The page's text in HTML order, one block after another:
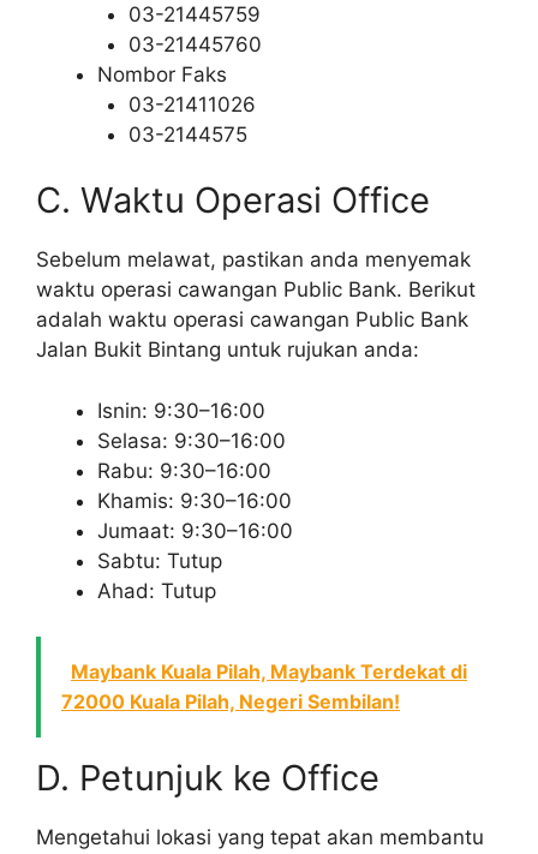
03-21445759
03-21445760
Nombor Faks
03-21411026
03-2144575
C. Waktu Operasi Office
Sebelum melawat, pastikan anda menyemak
waktu operasi cawangan Public Bank. Berikut
adalah waktu operasi cawangan Public Bank
Jalan Bukit Bintang untuk rujukan anda:
Isnin: 9:30–16:00
Selasa: 9:30–16:00
Rabu: 9:30–16:00
Khamis: 9:30–16:00
Jumaat: 9:30–16:00
Sabtu: Tutup
Ahad: Tutup
Maybank Kuala Pilah, Maybank Terdekat di
72000 Kuala Pilah, Negeri Sembilan!
D. Petunjuk ke Office
Mengetahui lokasi yang tepat akan membantu